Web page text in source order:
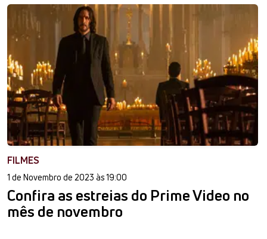
FILMES
1 de Novembro de 2023 às 19:00
Confira as estreias do Prime Video no
mês de novembro